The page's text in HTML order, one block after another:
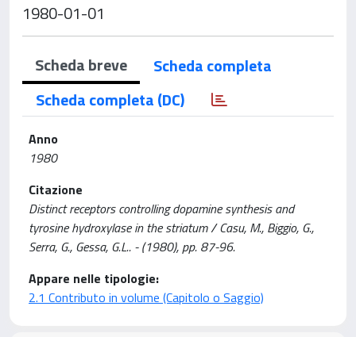
1980-01-01
Scheda breve
Scheda completa
Scheda completa (DC)
Anno
1980
Citazione
Distinct receptors controlling dopamine synthesis and
tyrosine hydroxylase in the striatum / Casu, M., Biggio, G.,
Serra, G., Gessa, G.L.. - (1980), pp. 87-96.
Appare nelle tipologie:
2.1 Contributo in volume (Capitolo o Saggio)